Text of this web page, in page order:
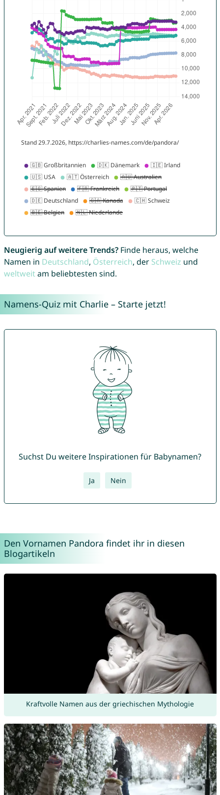
Neugierig auf weitere Trends?Finde heraus, welche
Namen in Deutschland, Österreich, der Schweiz und
weltweitam beliebtesten sind.
Namens-Quiz mit Charlie – Starte jetzt!
Suchst Du weitere Inspirationen für Babynamen?
Ja Nein
Den Vornamen Pandora findet ihr in diesen
Blogartikeln
Kraftvolle Namen aus der griechischen Mythologie